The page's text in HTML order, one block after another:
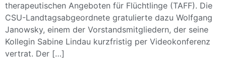
therapeutischen Angeboten für Flüchtlinge (TAFF). Die
CSU-Landtagsabgeordnete gratulierte dazu Wolfgang
Janowsky, einem der Vorstandsmitgliedern, der seine
Kollegin Sabine Lindau kurzfristig per Videokonferenz
vertrat. Der […]